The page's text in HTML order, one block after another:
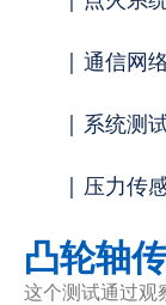
| 通信网
| 系统测
| 压力传
凸轮轴
这个测试通过观